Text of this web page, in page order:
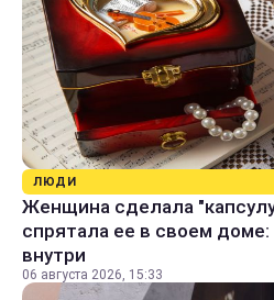
ЛЮДИ
Женщина сделала
спрятала ее в своем доме:
внутри
06 августа 2026, 15:33